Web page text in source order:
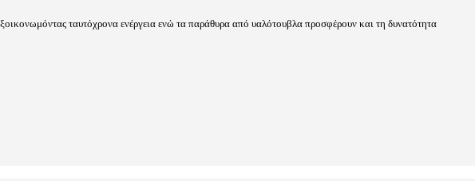
ταυτόχρονα ενέργεια ενώ τα παράθυρα από υαλότουβλα προσφέρουν και τη δυνατότητα